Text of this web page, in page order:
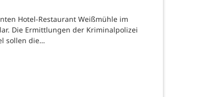
Hotel-Restaurant Weißmühle im
Die Ermittlungen der Kriminalpolizei
sollen die…